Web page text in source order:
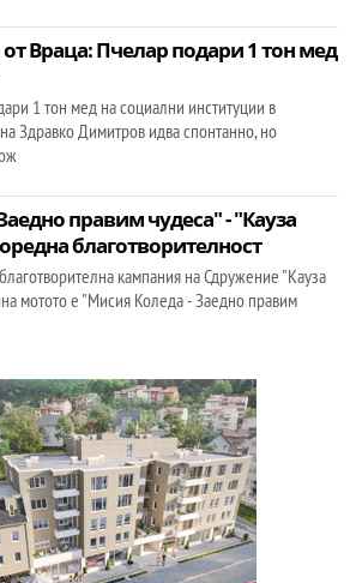
Враца: Пчелар подари 1 тон мед
1 тон мед на социални институции в
Здравко Димитров идва спонтанно, но
правим чудеса" - "Кауза
благотворителност
кампания на Сдружение "Кауза
мотото е "Мисия Коледа - Заедно правим